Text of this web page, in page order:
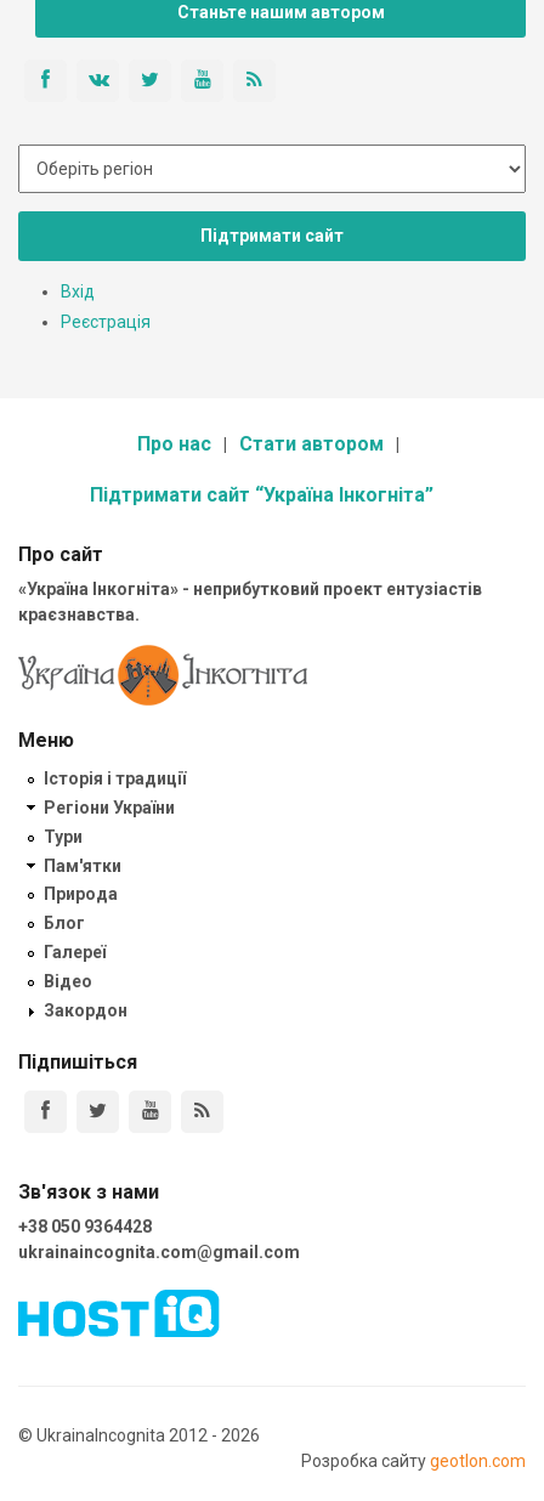
Станьте нашим автором
Підтримати сайт
Вхід
Реєстрація
Про нас Стати автором
Підтримати сайт “Україна Інкогніта”
Про сайт
«Україна Інкогніта» - неприбутковий проект ентузіастів
краєзнавства.
Меню
Історія і традиції
Регіони України
Тури
Пам'ятки
Природа
Блог
Галереї
Відео
Закордон
Підпишіться
Зв'язок з нами
+38 050 9364428
ukrainaincognita.com@gmail.com
© UkrainaIncognita 2012 - 2026
Розробка сайтуgeotlon.com